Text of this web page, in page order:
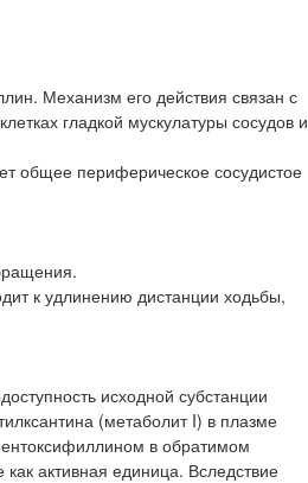
Механизм его действия связан с
гладкой мускулатуры сосудов и
общее периферическое сосудистое
к удлинению дистанции ходьбы,
исходной субстанции
(метаболит I) в плазме
в обратимом
активная единица. Вследствие